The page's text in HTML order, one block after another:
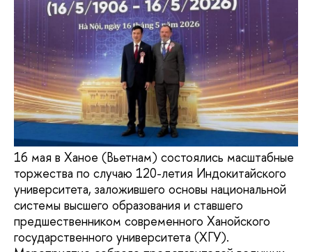
16 мая в Ханое (Вьетнам) состоялись масштабные
торжества по случаю 120-летия Индокитайского
университета, заложившего основы национальной
системы высшего образования и ставшего
предшественником современного Ханойского
государственного университета (ХГУ).